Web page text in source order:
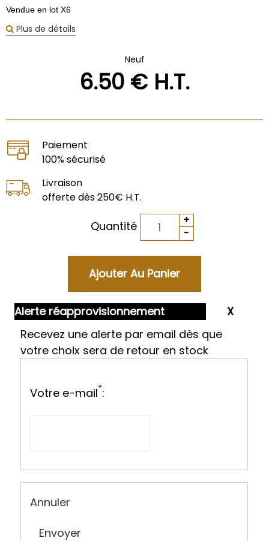
Vendue en lot X6
Plus de détails
Neuf
6.50 € H.T.
Paiement
100% sécurisé
Livraison
offerte dès 250€ H.T.
Quantité
Alerte réapprovisionnement
Recevez une alerte par email dès que
votre choix sera de retour en stock
Votre e-mail*:
Annuler
Envoyer